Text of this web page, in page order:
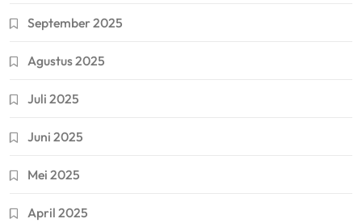
September 2025
Agustus 2025
Juli 2025
Juni 2025
Mei 2025
April 2025